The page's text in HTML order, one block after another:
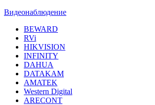
Видеонаблюдение
BEWARD
RVi
HIKVISION
INFINITY
DAHUA
DATAKAM
AMATEK
Western Digital
ARECONT